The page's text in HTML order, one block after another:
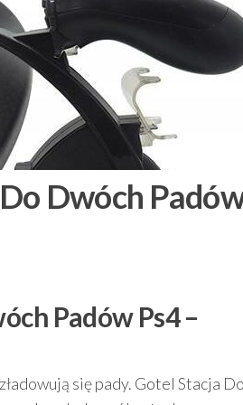
Dwóch
Padów Ps4 –
się pady. Gotel Stacja